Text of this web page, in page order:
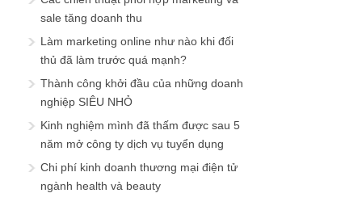
sale tăng doanh thu
Làm marketing online như nào khi đối
thủ đã làm trước quá mạnh?
Thành công khởi đầu của những doanh
nghiệp SIÊU NHỎ
Kinh nghiệm mình đã thấm được sau 5
năm mở công ty dịch vụ tuyển dụng
Chi phí kinh doanh thương mại điện tử
ngành health và beauty